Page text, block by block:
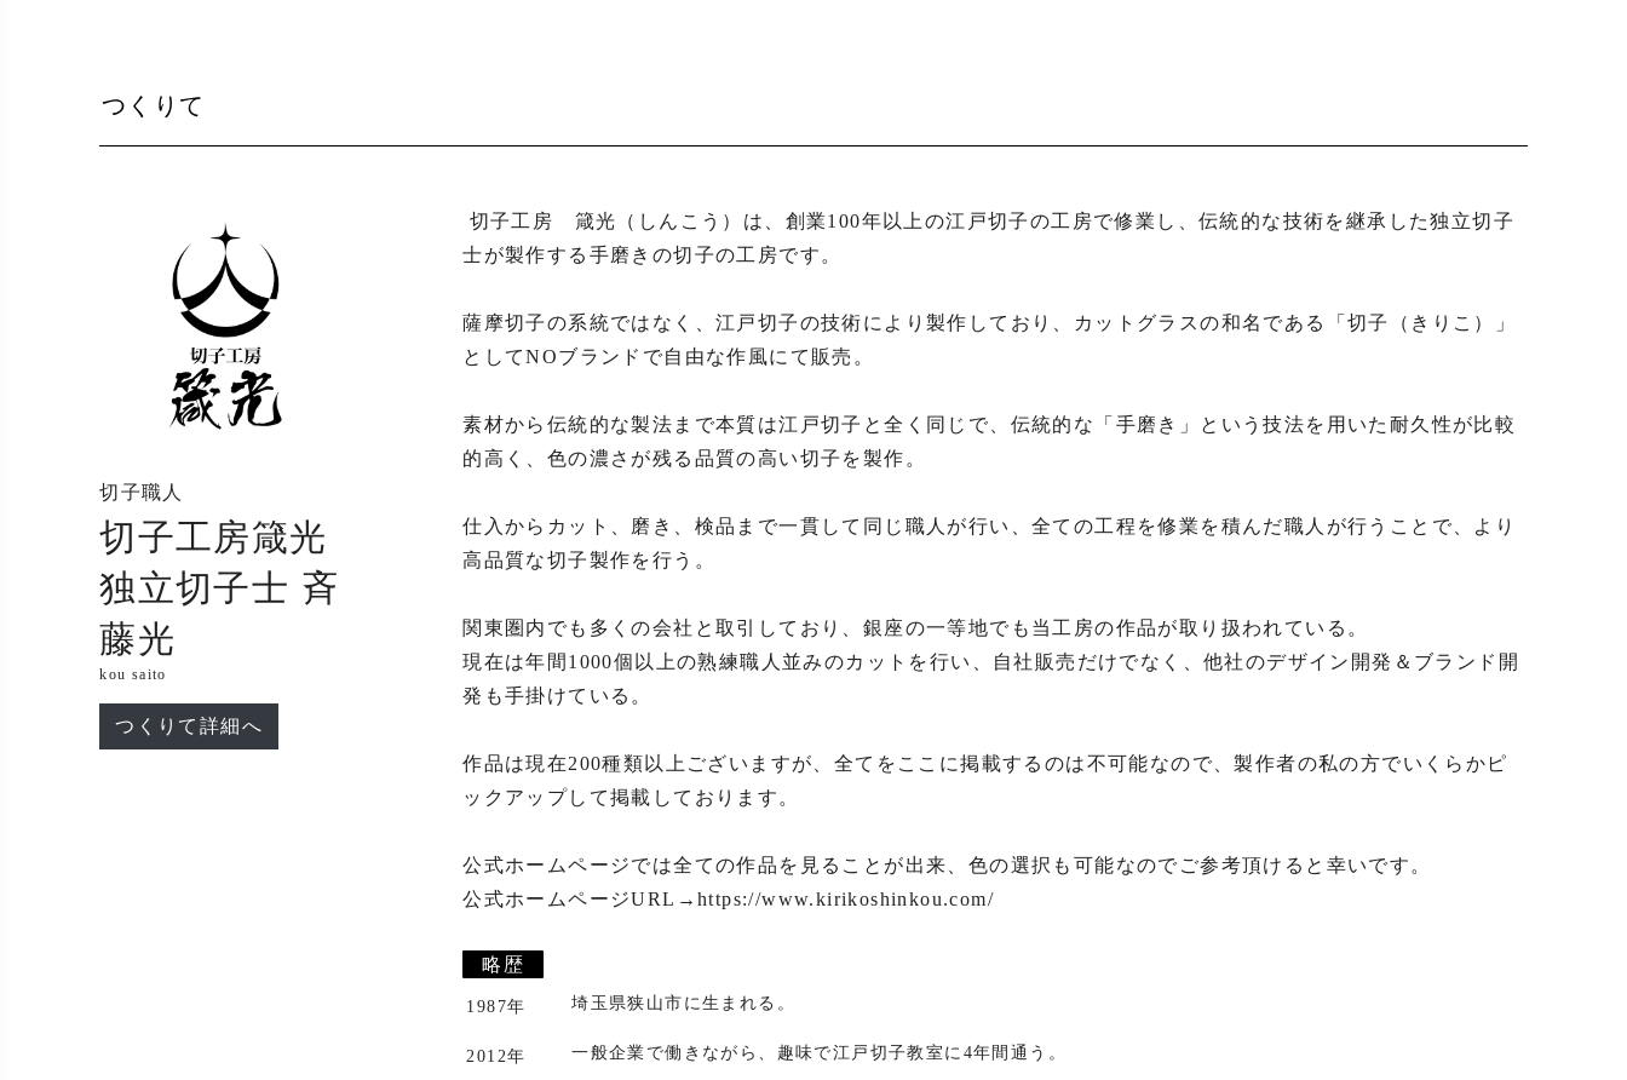
つくりて
切子職人
切子工房箴光
独立切子士 斉
藤光
kou saito
つくりて詳細へ
士が製作する手磨きの切子の工房です。
薩摩切子の系統ではなく、江戸切子の技術により製作しており、カットグラスの和名である「切子（きりこ）」
としてNOブランドで自由な作風にて販売。
素材から伝統的な製法まで本質は江戸切子と全く同じで、伝統的な「手磨き」という技法を用いた耐久性が比較
的高く、色の濃さが残る品質の高い切子を製作。
仕入からカット、磨き、検品まで一貫して同じ職人が行い、全ての工程を修業を積んだ職人が行うことで、より
高品質な切子製作を行う。
関東圏内でも多くの会社と取引しており、銀座の一等地でも当工房の作品が取り扱われている。
現在は年間1000個以上の熟練職人並みのカットを行い、自社販売だけでなく、他社のデザイン開発＆ブランド開
発も手掛けている。
作品は現在200種類以上ございますが、全てをここに掲載するのは不可能なので、製作者の私の方でいくらかピ
ックアップして掲載しております。
公式ホームページでは全ての作品を見ることが出来、色の選択も可能なのでご参考頂けると幸いです。
公式ホームページURL→https://www.kirikoshinkou.com/
略歴
1987年 埼玉県狭山市に生まれる。
2012年 一般企業で働きながら、趣味で江戸切子教室に4年間通う。